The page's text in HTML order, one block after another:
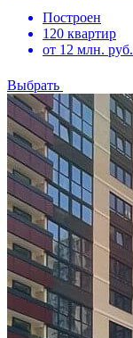
Построен
120 квартир
от 12 млн. руб.
Выбрать